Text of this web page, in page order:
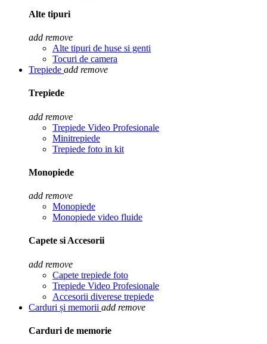
Alte tipuri
add remove
Alte tipuri de huse si genti
Tocuri de camera
Trepiede add remove
Trepiede
add remove
Trepiede Video Profesionale
Minitrepiede
Trepiede foto in kit
Monopiede
add remove
Monopiede
Monopiede video fluide
Capete si Accesorii
add remove
Capete trepiede foto
Trepiede Video Profesionale
Accesorii diverese trepiede
Carduri și memorii add remove
Carduri de memorie